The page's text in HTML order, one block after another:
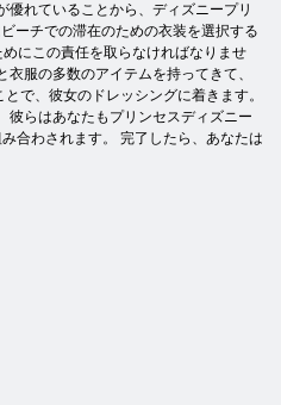
れていることから、ディズニープリ
ーチでの滞在のための衣装を選択する
にこの責任を取らなければなりませ
服の多数のアイテムを持ってきて、
で、彼女のドレッシングに着きます。
彼らはあなたもプリンセスディズニー
合わされます。 完了したら、あなたは